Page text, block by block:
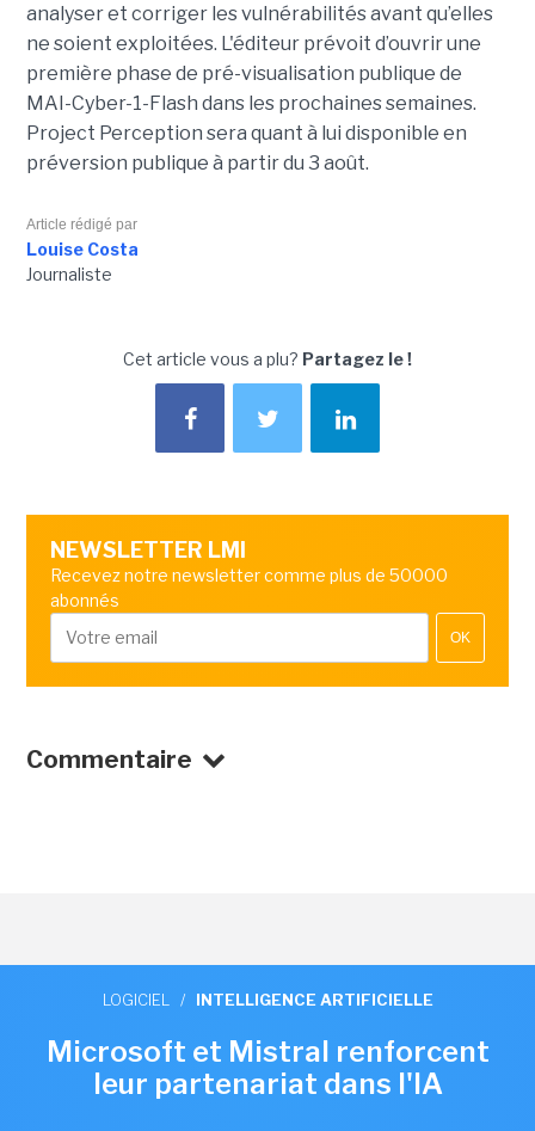
analyser et corriger les vulnérabilités avant qu’elles
ne soient exploitées. L'éditeur prévoit d’ouvrir une
première phase de pré-visualisation publique de
MAI-Cyber-1-Flash dans les prochaines semaines.
Project Perception sera quant à lui disponible en
préversion publique à partir du 3 août.
Article rédigé par
Louise Costa
Journaliste
Cet article vous a plu? Partagez le !
NEWSLETTER LMI
Recevez notre newsletter comme plus de 50000
abonnés
OK
Commentaire
LOGICIEL / INTELLIGENCE ARTIFICIELLE
Microsoft et Mistral renforcent
leur partenariat dans l'IA